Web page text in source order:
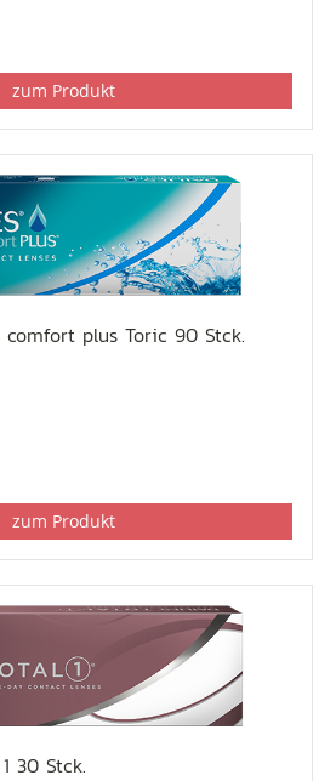
zum Produkt
plus Toric 90 Stck.
zum Produkt
30 Stck.